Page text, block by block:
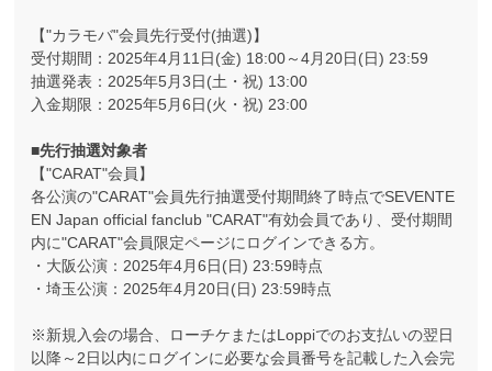
【"カラモバ"会員先行受付(抽選)】
受付期間：2025年4月11日(金) 18:00～4月20日(日) 23:59
抽選発表：2025年5月3日(土・祝) 13:00
入金期限：2025年5月6日(火・祝) 23:00
■先行抽選対象者
【"CARAT"会員】
各公演の"CARAT"会員先行抽選受付期間終了時点でSEVENTE
EN Japan official fanclub "CARAT"有効会員であり、受付期間
内に"CARAT"会員限定ページにログインできる方。
・大阪公演：2025年4月6日(日) 23:59時点
・埼玉公演：2025年4月20日(日) 23:59時点
※新規入会の場合、ローチケまたはLoppiでのお支払いの翌日
以降～2日以内にログインに必要な会員番号を記載した入会完